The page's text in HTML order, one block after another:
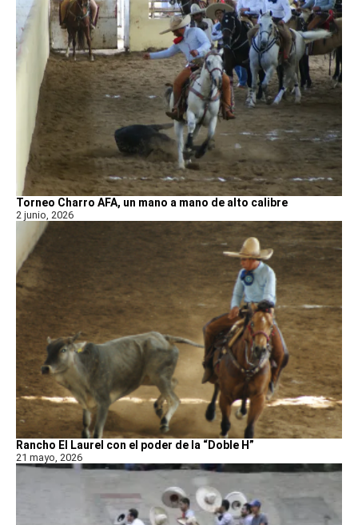
Torneo Charro AFA, un mano a mano de alto calibre
2 junio, 2026
Rancho El Laurel con el poder de la “Doble H”
21 mayo, 2026